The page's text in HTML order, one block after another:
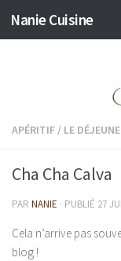
Skip to content
Nanie Cuisine
APÉRITIF / LE
Cha Cha Calva
PAR NANIE · PUBLIÉ 27
Cela n’arrive pas
blog !